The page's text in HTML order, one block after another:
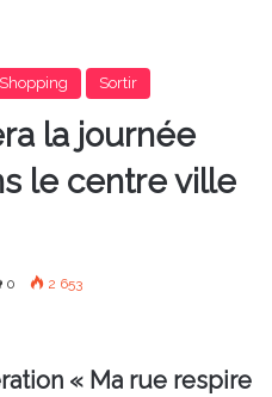
Shopping Sortir
la journée
le centre ville
0 2 653
« Ma rue respire